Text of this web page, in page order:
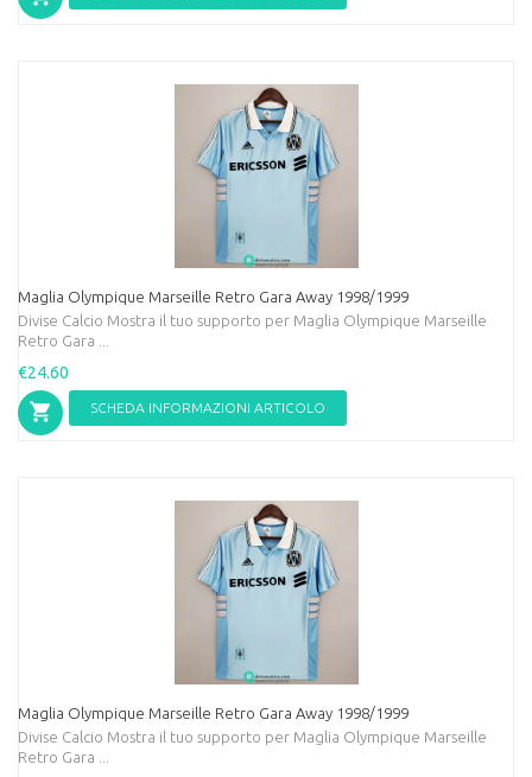
Maglia Olympique Marseille Retro Gara Away 1998/1999
Divise Calcio Mostra il tuo supporto per Maglia Olympique Marseille
Retro Gara ...
€24.60
SCHEDA INFORMAZIONI ARTICOLO
Maglia Olympique Marseille Retro Gara Away 1998/1999
Divise Calcio Mostra il tuo supporto per Maglia Olympique Marseille
Retro Gara ...